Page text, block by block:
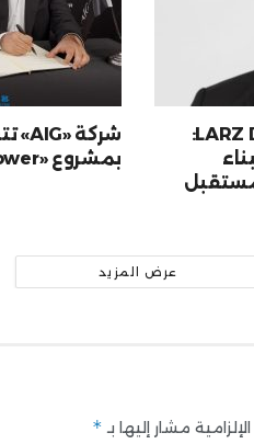
الرئيس التنفيذي ل LARZ Developments:
بمشروع «AI Tower» بأعلى المعايير العالمية
عرض المزيد
مشار إليها بـ *